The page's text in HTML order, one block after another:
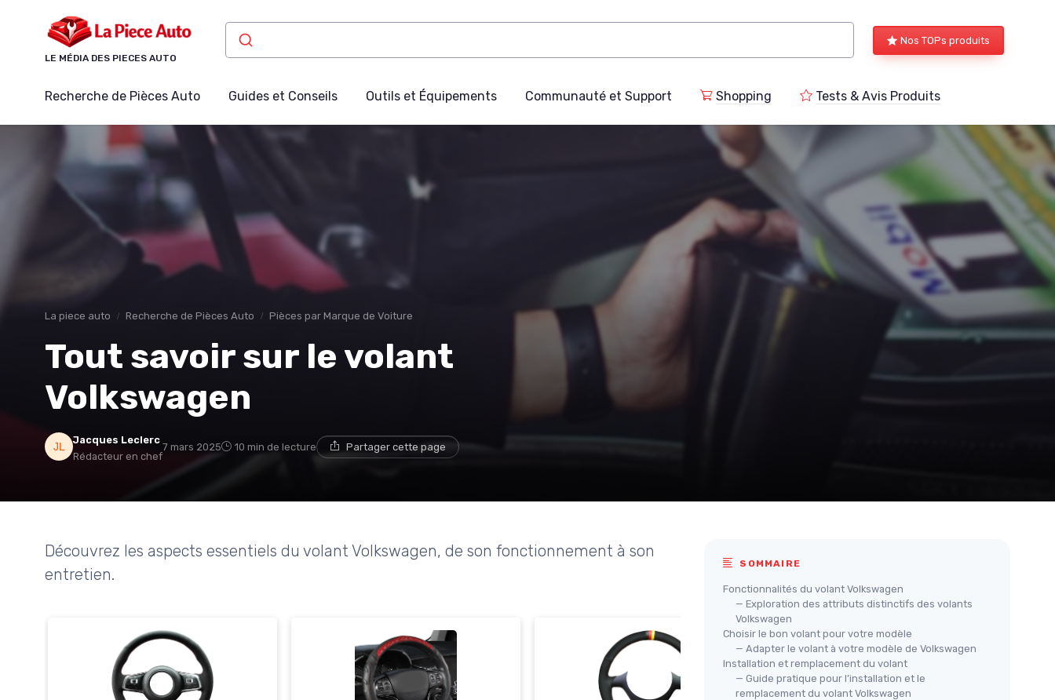
LE MÉDIA DES PIECES AUTO
Nos TOPs produits
Recherche de Pièces Auto Guides et Conseils Outils et Équipements Communauté et Support Shopping Tests & Avis Produits
La piece auto Recherche de Pièces Auto Pièces par Marque de Voiture
Tout savoir sur le volant
Volkswagen
Jacques Leclerc
Rédacteur en chef
7 mars 2025 10 min de lecture Partager cette page
Découvrez les aspects essentiels du volant Volkswagen, de son fonctionnement à son
entretien.
SOMMAIRE
Fonctionnalités du volant Volkswagen
— Exploration des attributs distinctifs des volants
Volkswagen
Choisir le bon volant pour votre modèle
— Adapter le volant à votre modèle de Volkswagen
Installation et remplacement du volant
— Guide pratique pour l’installation et le
remplacement du volant Volkswagen